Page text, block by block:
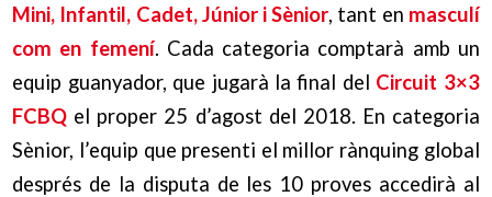
Mini, Infantil, Cadet, Júnior i Sènior, tant en masculí
com en femení. Cada categoria comptarà amb un
equip guanyador, que jugarà la final del Circuit 3×3
FCBQ el proper 25 d’agost del 2018. En categoria
Sènior, l’equip que presenti el millor rànquing global
després de la disputa de les 10 proves accedirà al